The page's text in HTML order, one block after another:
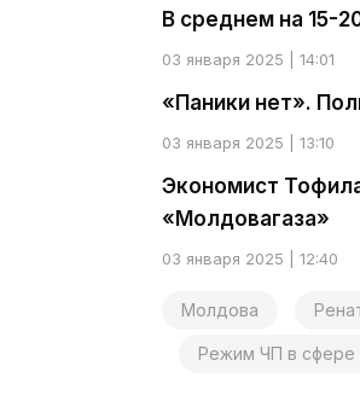
В среднем на 15-
03 января 2025 | 14:01
«Паники нет».
03 января 2025 | 13:10
Экономист
«Молдовагаза»
03 января 2025 | 12:40
Молдова
Режим ЧП в сфере